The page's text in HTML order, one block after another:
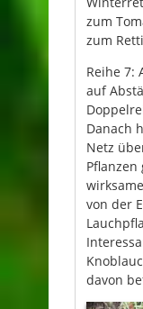
zum
zum
Reihe 7:
auf
Danach
Netz
Pflanzen
von der
davon